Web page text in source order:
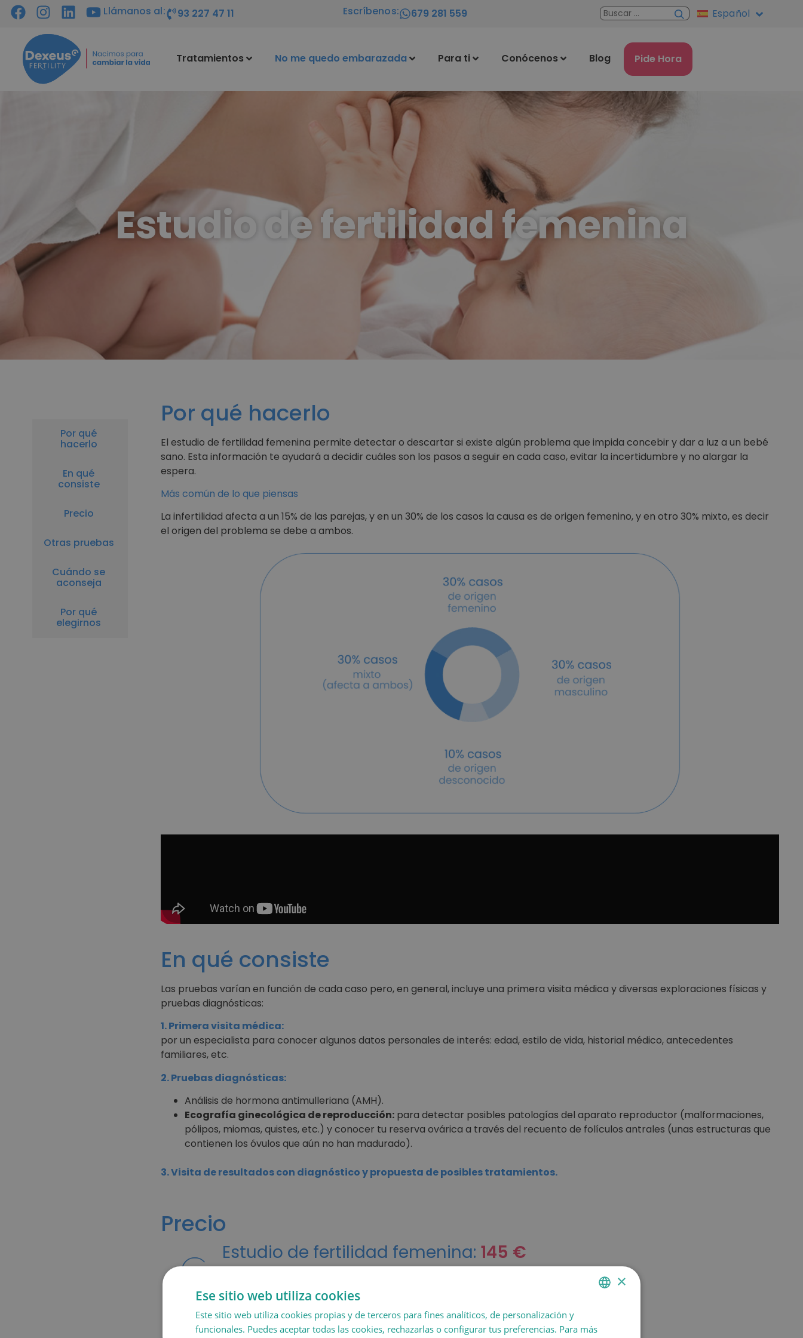
Llámanos al: 93 227 47 11 Escríbenos: 679 281 559 Español
Tratamientos No me quedo embarazada Para ti Conócenos Blog Pide Hora
Estudio de fertilidad femenina
Por qué
hacerlo
En qué
consiste
Precio
Otras pruebas
Cuándo se
aconseja
Por qué
elegirnos
Por qué hacerlo
El estudio de fertilidad femenina permite detectar o descartar si existe algún problema que impida concebir y dar a luz a un bebé
sano. Esta información te ayudará a decidir cuáles son los pasos a seguir en cada caso, evitar la incertidumbre y no alargar la
espera.
Más común de lo que piensas
La infertilidad afecta a un 15% de las parejas, y en un 30% de los casos la causa es de origen femenino, y en otro 30% mixto, es decir
el origen del problema se debe a ambos.
En qué consiste
Las pruebas varían en función de cada caso pero, en general, incluye una primera visita médica y diversas exploraciones físicas y
pruebas diagnósticas:
1. Primera visita médica:
por un especialista para conocer algunos datos personales de interés: edad, estilo de vida, historial médico, antecedentes
familiares, etc.
2. Pruebas diagnósticas:
Análisis de hormona antimulleriana (AMH).
Ecografía ginecológica de reproducción:para detectar posibles patologías del aparato reproductor (malformaciones,
pólipos, miomas, quistes, etc.) y conocer tu reserva ovárica a través del recuento de folículos antrales (unas estructuras que
contienen los óvulos que aún no han madurado).
3. Visita de resultados con diagnóstico y propuesta de posibles tratamientos.
Precio
Estudio de fertilidad femenina: 145 €
CATALÀ
×
Ese sitio web utiliza cookies
Este sitio web utiliza cookies propias y de terceros para fines analíticos, de personalización y
funcionales. Puedes aceptar todas las cookies, rechazarlas o configurar tus preferencias. Para más